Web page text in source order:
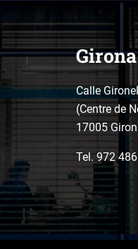
Girona
Calle
(Centre de
17005
Tel.972